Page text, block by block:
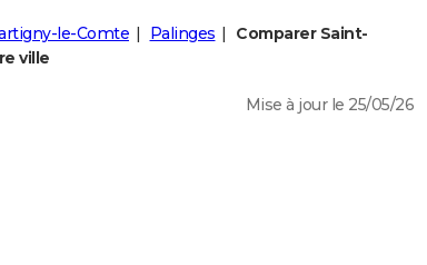
le-Comte Palinges
Comparer Saint-
ville
Mise à jour le 25/05/26